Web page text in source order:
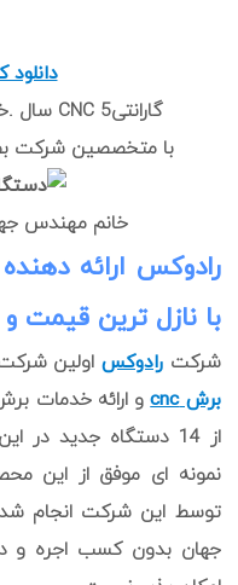
گارانتی5 CNC سال .خدمات پس از فروش 15 سال
با متخصصین شرکت
خانم مهندس
با نازل ترین قیمت
شرکترادوکس اولین
برش cnc
و ارائه خدمات
از 14 دستگاه جدید
نمونه ای موفق از این
توسط این شرکت انجام
جهان بدون کسب اجره و